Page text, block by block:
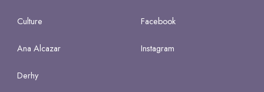
Culture
Ana Alcazar
Derhy
Facebook
Instagram